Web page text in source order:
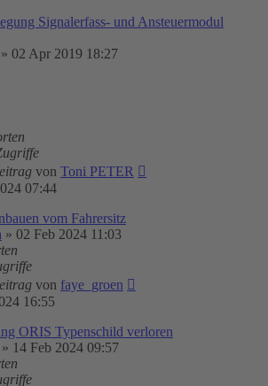
Signalerfass- und Ansteuermodul
» 02 Apr 2019 18:27
von Toni PETER
07:44
vom Fahrersitz
» 02 Feb 2024 11:03
von faye_groen
16:55
ORIS Typenschild verloren
» 14 Feb 2024 09:57